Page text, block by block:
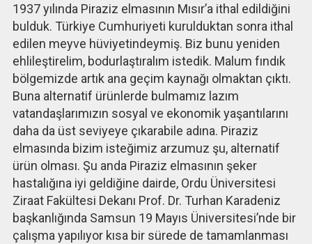
1937 yılında Piraziz elmasının Mısır’a ithal edildiğini
bulduk. Türkiye Cumhuriyeti kurulduktan sonra ithal
edilen meyve hüviyetindeymiş. Biz bunu yeniden
ehlileştirelim, bodurlaştıralım istedik. Malum fındık
bölgemizde artık ana geçim kaynağı olmaktan çıktı.
Buna alternatif ürünlerde bulmamız lazım
vatandaşlarımızın sosyal ve ekonomik yaşantılarını
daha da üst seviyeye çıkarabile adına. Piraziz
elmasında bizim isteğimiz arzumuz şu, alternatif
ürün olması. Şu anda Piraziz elmasının şeker
hastalığına iyi geldiğine dairde, Ordu Üniversitesi
Ziraat Fakültesi Dekanı Prof. Dr. Turhan Karadeniz
başkanlığında Samsun 19 Mayıs Üniversitesi’nde bir
çalışma yapılıyor kısa bir sürede de tamamlanması